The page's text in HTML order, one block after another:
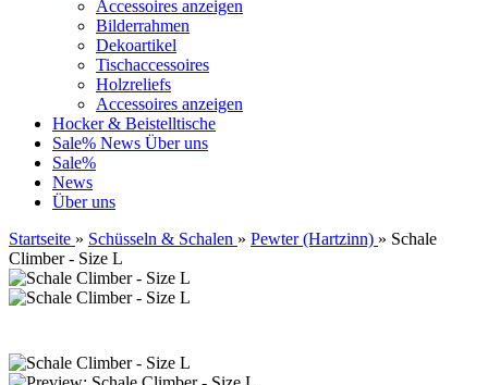
Accessoires anzeigen
Bilderrahmen
Dekoartikel
Tischaccessoires
Holzreliefs
Accessoires anzeigen
Hocker & Beistelltische
Sale% News Über uns
Sale%
News
Über uns
Startseite » Schüsseln & Schalen » Pewter (Hartzinn) » Schale
Climber - Size L